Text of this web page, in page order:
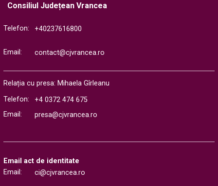
Consiliul Județean Vrancea
Telefon: +40237616800
Email: contact@cjvrancea.ro
Relația cu presa: Mihaela Gîrleanu
Telefon:
+4 0372 474 675
Email:
presa@cjvrancea.ro
Email act de identitate
Email:
ci@cjvrancea.ro